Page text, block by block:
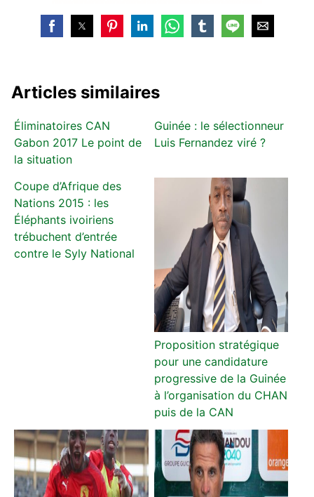
Articles similaires
Éliminatoires CAN
Gabon 2017 Le point de
la situation
Guinée : le sélectionneur
Luis Fernandez viré ?
Coupe d’Afrique des
Nations 2015 : les
Éléphants ivoiriens
trébuchent d’entrée
contre le Syly National
Proposition stratégique
pour une candidature
progressive de la Guinée
à l’organisation du CHAN
puis de la CAN